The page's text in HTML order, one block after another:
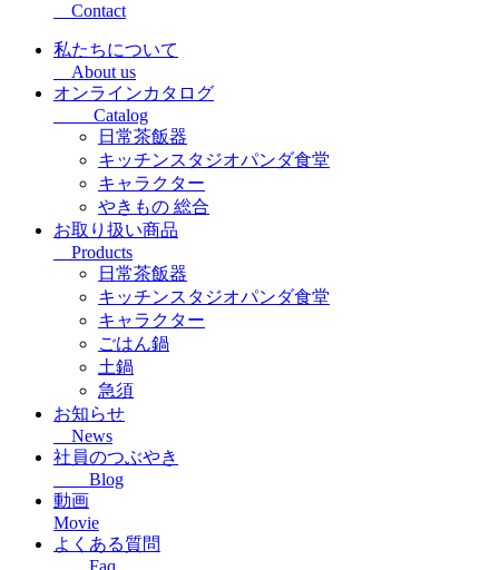
Contact
私たちについて
About us
オンラインカタログ
Catalog
日常茶飯器
キッチンスタジオパンダ食堂
キャラクター
やきもの 総合
お取り扱い商品
Products
日常茶飯器
キッチンスタジオパンダ食堂
キャラクター
ごはん鍋
土鍋
急須
お知らせ
News
社員のつぶやき
Blog
動画
Movie
よくある質問
Faq